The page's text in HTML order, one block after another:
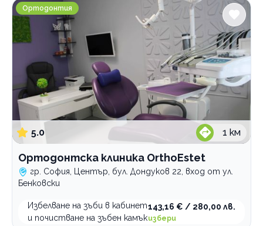
Ортодонтска клиника OrthoEstet
Ортодонтия
5.0 1 км
Ортодонтска клиника OrthoEstet
гр. София, Център, бул. Дондуков 22, вход от ул.
Бенковски
Избелване на зъби в кабинет
и почистване на зъбен камък
143,16 € / 280,00 лв.
избери
Психология и психотерапия
Ортодонтия
Грижи за възрастни хора
Интравенозни терапии
Логопедични услуги
Имплантолог
Холистична и алтернативна медицина
Лаборатории
Медицински услуги
Рехабилитация
По домовете